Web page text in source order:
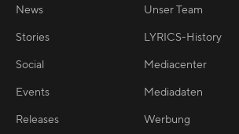
News
Stories
Social
Events
Releases
Unser Team
LYRICS-History
Mediacenter
Mediadaten
Werbung